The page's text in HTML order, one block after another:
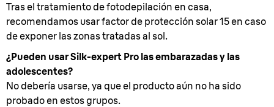
Tras el tratamiento de fotodepilación en casa,
recomendamos usar factor de protección solar 15 en caso
de exponer las zonas tratadas al sol.
¿Pueden usar Silk-expert Pro las embarazadas y las
adolescentes?
No debería usarse, ya que el producto aún no ha sido
probado en estos grupos.